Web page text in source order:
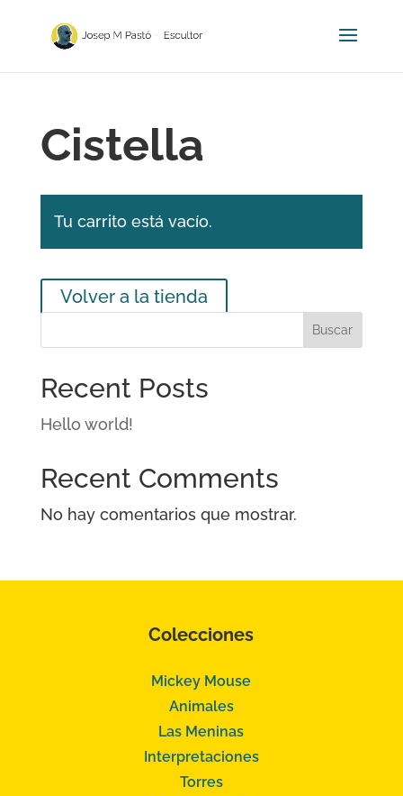
Cistella
Tu carrito está vacío.
Volver a la tienda
Buscar
Recent Posts
Hello world!
Recent Comments
No hay comentarios que mostrar.
Colecciones
Mickey Mouse
Animales
Las Meninas
Interpretaciones
Torres